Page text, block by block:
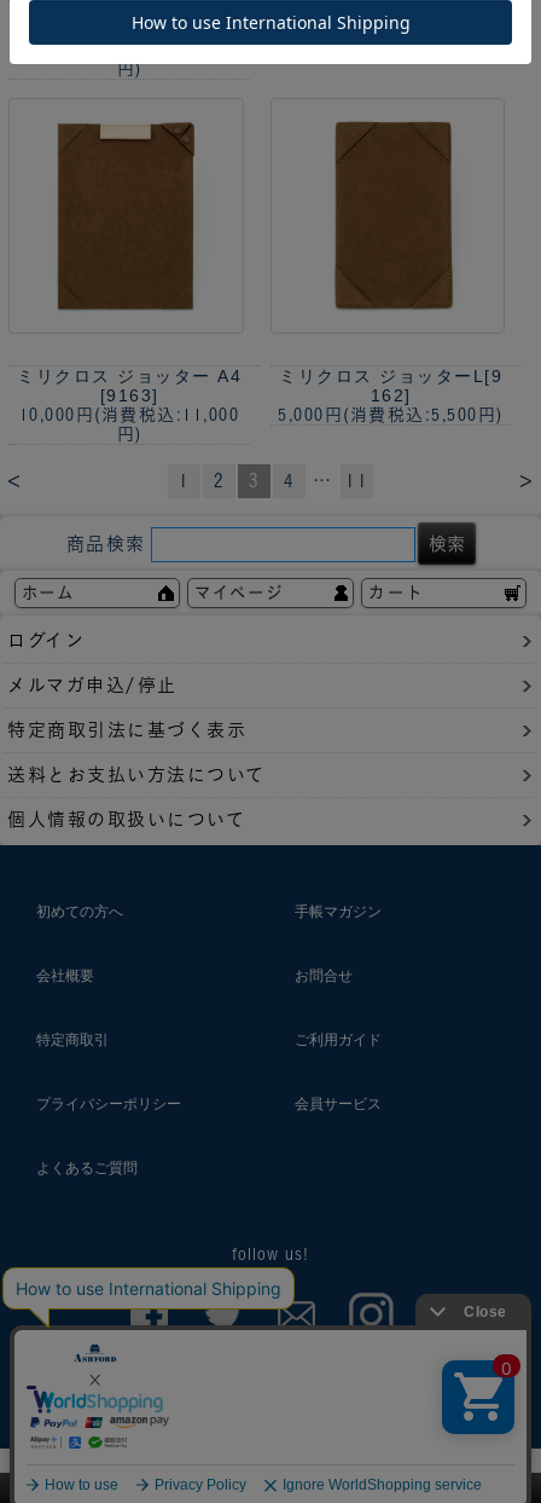
バーB6[8297]
9,500円(消費税込:10,450
円)
ミリクロス ダイアリーカ
バーL[8278]
7,300円(消費税込:8,030円)
ミリクロス ジョッター A4
[9163]
10,000円 (消費税込:11,000
円)
ミリクロス ジョッターL[9
162]
5,000円 (消費税込:5,500円)
< >
1 2 3 4 … 11
商品検索
ホーム マイページ カート
ログイン
メルマガ申込/停止
特定商取引法に基づく表示
送料とお支払い方法について
個人情報の取扱いについて
初めての方へ 手帳マガジン
会社概要 お問合せ
特定商取引 ご利用ガイド
プライバシーポリシー 会員サービス
よくあるご質問
follow us!
このページをPC用に切り替え